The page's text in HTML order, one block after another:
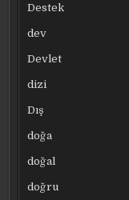
Destek
dev
Devlet
dizi
Dış
doğa
doğal
doğru